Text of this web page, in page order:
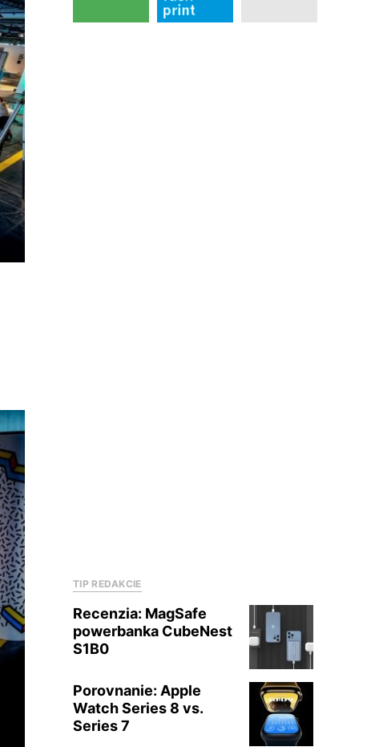
TIP REDAKCIE
Recenzia: MagSafe
powerbanka CubeNest
S1B0
Porovnanie: Apple
Watch Series 8 vs.
Series 7